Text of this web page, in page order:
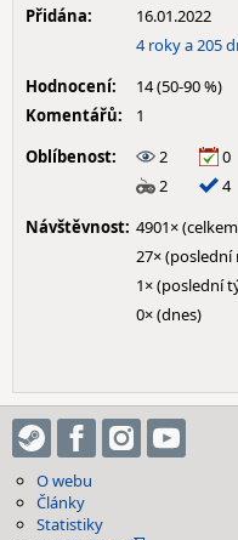
Přidána:
16.01.2022
4 roky a 205
Hodnocení:
14 (50-90 %)
Komentářů:
1
Oblíbenost:
2
0
2
4
Návštěvnost: 4901×
27× (poslední
1× (poslední
0× (dnes)
O webu
Články
Statistiky